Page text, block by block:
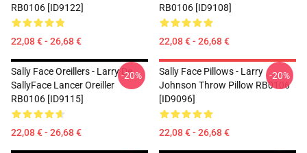
RB0106 [ID9122]
22,08 € - 26,68 €
RB0106 [ID9108]
22,08 € - 26,68 €
Sally Face Oreillers - Larry De
SallyFace Lancer Oreiller
RB0106 [ID9115]
22,08 € - 26,68 €
-20%
Sally Face Pillows - Larry
Johnson Throw Pillow RB0106
[ID9096]
22,08 € - 26,68 €
-20%